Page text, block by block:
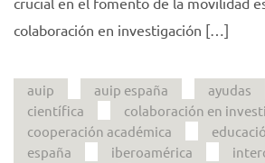
colaboración en investigación […]
auip auip españa ayudas
científica
colaboración en
cooperación académica
españa
iberoamérica